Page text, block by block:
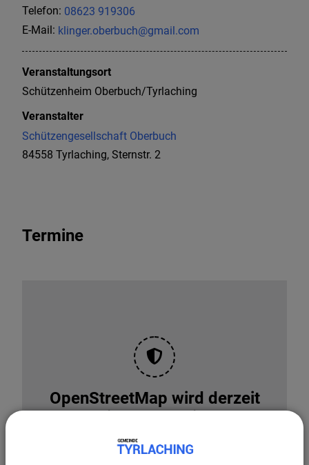
Termine
Telefon: 08623 919306
E-Mail: klinger.oberbuch@gmail.com
Veranstaltungsort
Schützenheim Oberbuch/Tyrlaching
Veranstalter
Schützengesellschaft Oberbuch
84558 Tyrlaching, Sternstr. 2
OpenStreetMap wird derzeit
Bitte aktivieren Sie "OpenStreetMap" in Ihren
Cookie Einstellungen.